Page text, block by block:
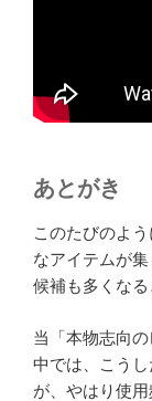
あとがき
このたびのよ
なアイテムが
候補も多くなる
当「本物志向
中では、こう
が、やはり使用